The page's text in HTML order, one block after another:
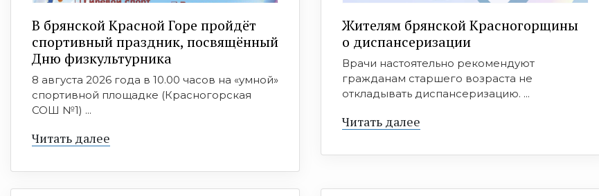
В брянской Красной Горе пройдёт
спортивный праздник, посвящённый
Дню физкультурника
8 августа 2026 года в 10.00 часов на «умной»
спортивной площадке (Красногорская
СОШ №1) ...
Читать далее
Жителям брянской Красногорщины
о диспансеризации
Врачи настоятельно рекомендуют
гражданам старшего возраста не
откладывать диспансеризацию. ...
Читать далее